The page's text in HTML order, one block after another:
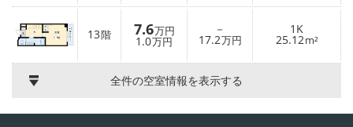
13階 7.6万円
1.0万円
－
17.2万円
1K
25.12m²
全件の空室情報を表示する